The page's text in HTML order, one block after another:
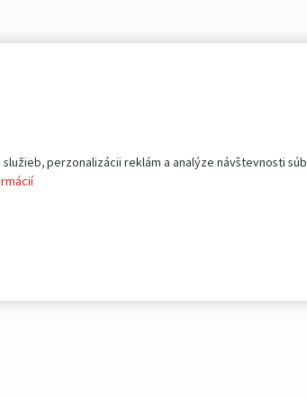
perzonalizácii reklám a analýze návštevnosti